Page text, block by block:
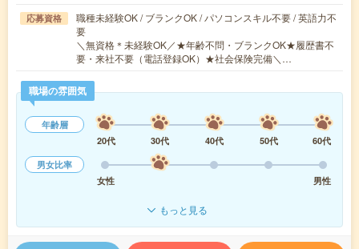
応募資格
職種未経験OK / ブランクOK / パソコンスキル不要 / 英語力不
要
＼無資格＊未経験OK／★年齢不問・ブランクOK★履歴書不
要・来社不要（電話登録OK）★社会保険完備＼…
職場の雰囲気
年齢層
20代
30代 40代 50代
60代
男女比率
女性
男性
もっと見る